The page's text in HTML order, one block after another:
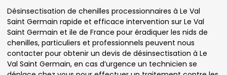
Désinsectisation de chenilles processionnaires à Le Val
Saint Germain rapide et efficace intervention sur Le Val
Saint Germain et ile de France pour éradiquer les nids de
chenilles, particuliers et professionnels peuvent nous
contacter pour obtenir un devis de désinsectisation à Le
Val Saint Germain, en cas d’urgence un technicien se